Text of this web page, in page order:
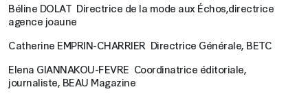
Béline DOLAT Directrice de la mode aux Échos,directrice
agence joaune
Catherine EMPRIN-CHARRIER Directrice Générale, BETC
Elena GIANNAKOU-FEVRE Coordinatrice éditoriale,
journaliste, BEAU Magazine